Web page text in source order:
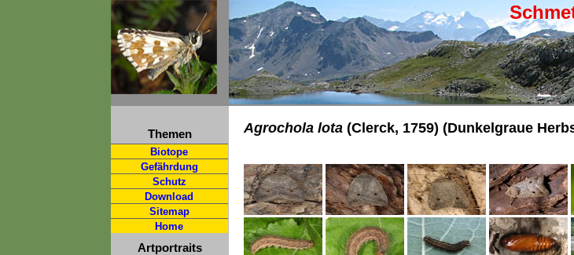
Themen
Biotope
Gefährdung
Schutz
Download
Sitemap
Home
Artportraits
Agrochola lota(Clerck, 1759) (Dunkelgraue